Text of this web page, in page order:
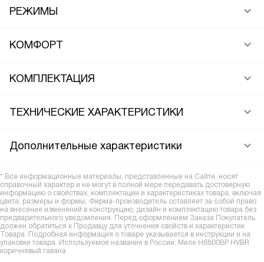
РЕЖИМЫ
КОМФОРТ
КОМПЛЕКТАЦИЯ
ТЕХНИЧЕСКИЕ ХАРАКТЕРИСТИКИ
Дополнительные характеристики
* Все информационные материалы, представленные на Сайте, носят
справочный характер и не могут в полной мере передавать достоверную
информацию о свойствах, комплектации и характеристиках товара, включая
цвета, размеры и формы. Фирма-производитель оставляет за собой право
на внесение изменений в конструкцию, дизайн и комплектацию товара без
предварительного уведомления. Перед оформлением Заказа Покупатель
должен обратиться к Продавцу для уточнения свойств и характеристик
Товара. Подробная информация о товаре указывается в инструкции и на
упаковке товара. Используемое название в России: Миле H6800BP HVBR
коричневый гавана